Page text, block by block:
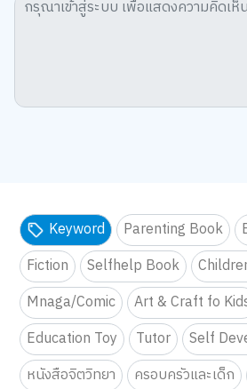
Keyword Parenting Book
Fiction
Selfhelp Book
Mnaga/Comic
Art & Craft fo
Education Toy
Tutor
Self
หนังสือจิตวิทยา
ครอบครัวและเด็ก